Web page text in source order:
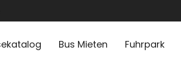
Bus Mieten Fuhrpark